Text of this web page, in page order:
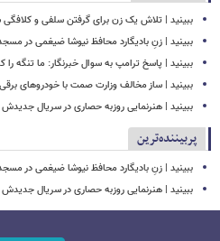
ببینید | تلاش یک زن برای گرفتن سلفی و کلافگی
ببینید | زنِ بادیگارد محافظ نیوشا ضیغمی در
ببینید | پاسخ ترامپ به سوال خبرنگار: ما تنگه را
ببینید | ساز مخالف وزارت صمت با خودروهای
ببینید | هنرنمایی روزبه حصاری در سریال جدیدش
پربیننده‌ترین
ببینید | زنِ بادیگارد محافظ نیوشا ضیغمی در
ببینید | هنرنمایی روزبه حصاری در سریال جدیدش